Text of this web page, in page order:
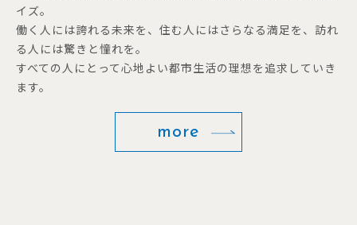
イズ。
働く人には誇れる未来を、住む人にはさらなる満足を、訪れ
る人には驚きと憧れを。
すべての人にとって心地よい都市生活の理想を追求していき
ます。
more